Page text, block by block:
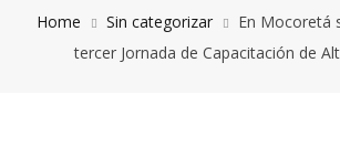
Home Sin categorizar
En Mocoretá
tercer Jornada de Capacitación de